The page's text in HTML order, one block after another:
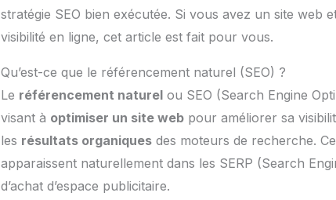
stratégie SEO bien exécutée. Si vous avez un site
visibilité en ligne, cet article est fait pour vous.
Qu’est-ce que le référencement naturel (SEO) ?
Le référencement naturelou SEO (Search Engine
visant à optimiser un site webpour améliorer sa
les résultats organiquesdes moteurs de recherche.
apparaissent naturellement dans les SERP (Search
d’achat d’espace publicitaire.